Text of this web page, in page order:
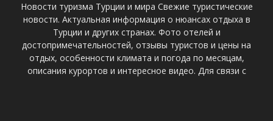
Новости туризма Турции и мира Свежие туристические
новости. Актуальная информация о нюансах отдыха в
Турции и других странах. Фото отелей и
достопримечательностей, отзывы туристов и цены на
отдых, особенности климата и погода по месяцам,
описания курортов и интересное видео. Для связи с